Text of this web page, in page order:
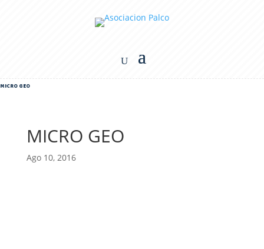
MICRO GEO
MICRO GEO
Ago 10, 2016